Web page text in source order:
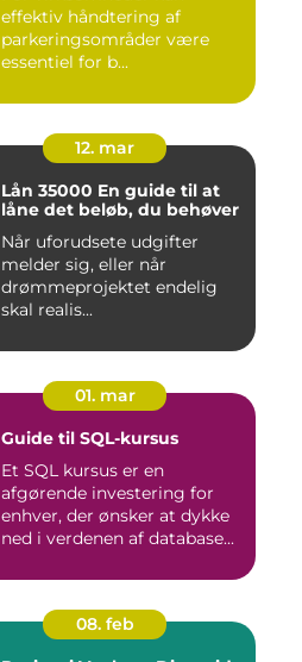
effektiv håndtering af
parkeringsområder være
essentiel for b...
12. mar
Lån 35000 En guide til at
låne det beløb, du behøver
Når uforudsete udgifter
melder sig, eller når
drømmeprojektet endelig
skal realis...
01. mar
Guide til SQL-kursus
Et SQL kursus er en
afgørende investering for
enhver, der ønsker at dykke
ned i verdenen af database...
08. feb